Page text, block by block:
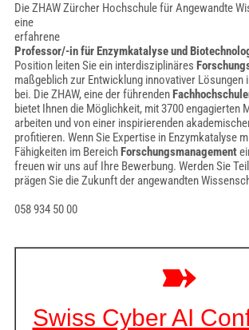
Die ZHAW Zürcher Hochschule für Angewandte
eine
erfahrene
Professor/-in für Enzymkatalyse und
Position leiten Sie ein interdisziplinäres
maßgeblich zur Entwicklung innovativer Lösungen
bei. Die ZHAW, eine der führenden
bietet Ihnen die Möglichkeit, mit 3700 engagierten
arbeiten und von einer inspirierenden
profitieren. Wenn Sie Expertise in Enzymkatalyse
Fähigkeiten im BereichForschungsmanagement
freuen wir uns auf Ihre Bewerbung. Werden Sie
prägen Sie die Zukunft der angewandten
058 934 50 00